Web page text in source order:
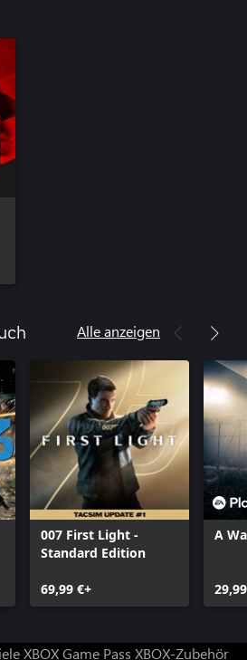
Alle anzeigen
007 First Light -
Standard Edition
69,99 €+
A
XBOX Game Pass XBOX-Zubehör